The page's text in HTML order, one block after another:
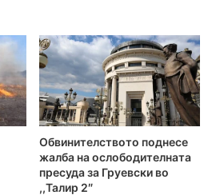
Обвинителството поднесе
жалба на ослободителната
пресуда за Груевски во
,,Талир 2″